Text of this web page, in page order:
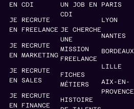
EN CDI
JE RECRUTE
EN FREELANCE
JE RECRUTE
EN MARKETING
JE RECRUTE
EN SALES
JE RECRUTE
EN FINANCE
UN JOB EN
CDI
JE CHERCHE
UNE
MISSION
FREELANCE
FICHES
MÉTIERS
HISTOIRE
PARIS
LYON
NANTES
BORDEAUX
LILLE
AIX-EN-
PROVENCE